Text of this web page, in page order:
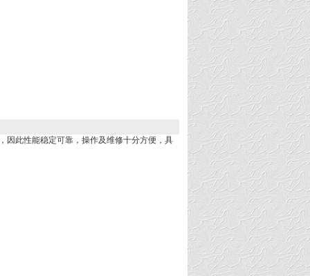
因此性能稳定可靠，操作及维修十分方便，具